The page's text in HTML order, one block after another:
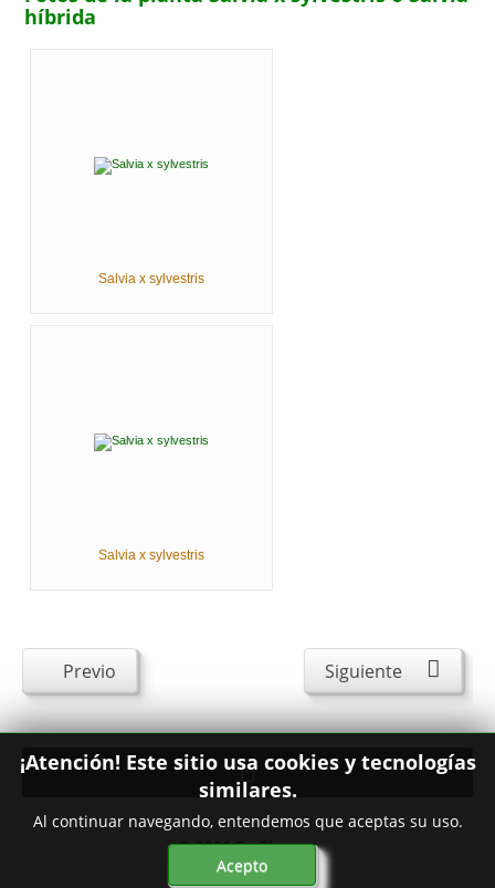
híbrida
Salvia x sylvestris
Salvia x sylvestris
Previo Siguiente
© 2026FavThemes
¡Atención! Este sitio usa cookies y tecnologías
similares.
Al continuar navegando, entendemos que aceptas su uso.
Acepto